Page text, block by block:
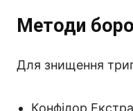
Методи
Для знищення
Конфідор